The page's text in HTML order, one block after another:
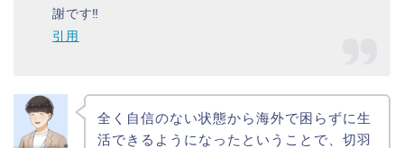
謝です‼︎
引用
全く自信のない状態から海外で困らずに生
活できるようになったということで、切羽